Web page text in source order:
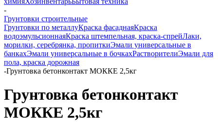
-
Грунтовки строительные
Грунтовки по металлуКраска фасаднаяКраска
водоэмульсионнаяКраска штемпельная, краска-спрейЛаки,
морилки, серебрянка, пропиткиЭмали универсальные в
банкахЭмали универсальные в бочкахРастворителиЭмали для
пола, краска дорожная
-Грунтовка бетонконтакт МОККЕ 2,5кг
Грунтовка бетонконтакт
МОККЕ 2,5кг